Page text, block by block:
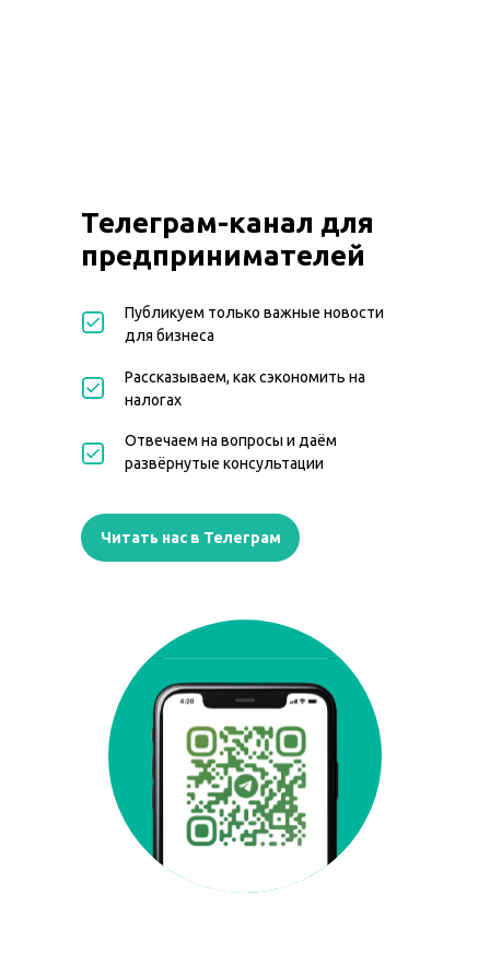
Телеграм-канал для
предпринимателей
Публикуем только важные новости
для бизнеса
Рассказываем, как сэкономить на
налогах
Отвечаем на вопросы и даём
развёрнутые консультации
Читать нас в Телеграм